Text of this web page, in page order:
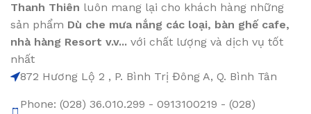
Thanh Thiên luôn mang lại cho khách hàng những
sản phẩm Dù che mưa nắng các loại, bàn ghế cafe,
nhà hàng Resort v.v... với chất lượng và dịch vụ tốt
nhất
872 Hương Lộ 2 , P. Bình Trị Đông A, Q. Bình Tân
Phone: (028) 36.010.299 - 0913100219 - (028)